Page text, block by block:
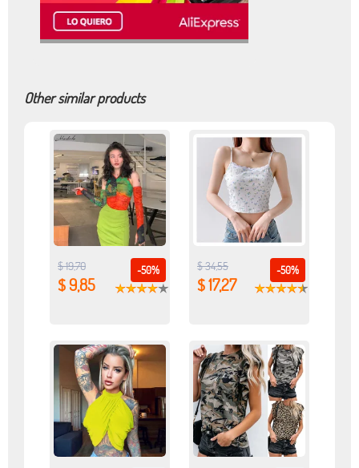
Other similar products
-50%
$ 19,70
$ 9,85
-50%
$ 34,55
$ 17,27